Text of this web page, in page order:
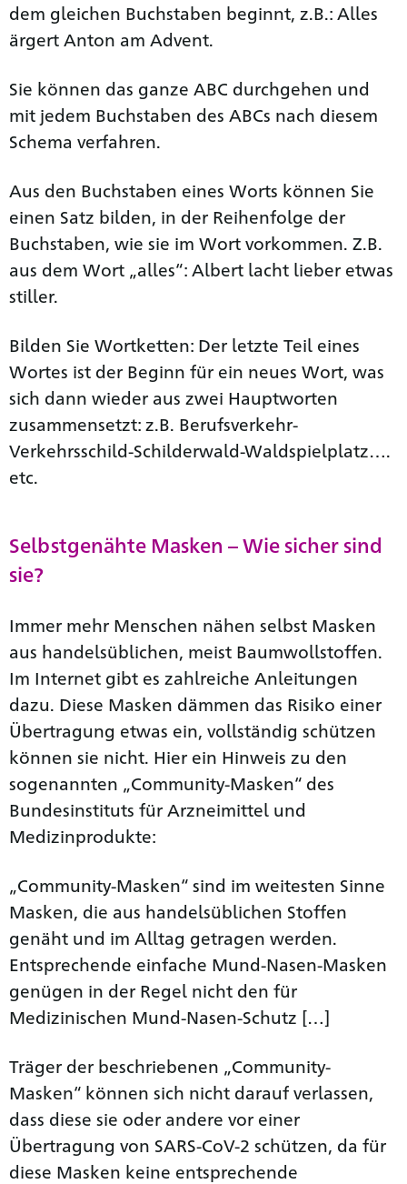
dem gleichen Buchstaben beginnt, z.B.: Alles
ärgert Anton am Advent.
Sie können das ganze ABC durchgehen und
mit jedem Buchstaben des ABCs nach diesem
Schema verfahren.
Aus den Buchstaben eines Worts können Sie
einen Satz bilden, in der Reihenfolge der
Buchstaben, wie sie im Wort vorkommen. Z.B.
aus dem Wort „alles“: Albert lacht lieber etwas
stiller.
Bilden Sie Wortketten: Der letzte Teil eines
Wortes ist der Beginn für ein neues Wort, was
sich dann wieder aus zwei Hauptworten
zusammensetzt: z.B. Berufsverkehr-
Verkehrsschild-Schilderwald-Waldspielplatz….
etc.
Selbstgenähte Masken – Wie sicher sind
sie?
Immer mehr Menschen nähen selbst Masken
aus handelsüblichen, meist Baumwollstoffen.
Im Internet gibt es zahlreiche Anleitungen
dazu. Diese Masken dämmen das Risiko einer
Übertragung etwas ein, vollständig schützen
können sie nicht. Hier ein Hinweis zu den
sogenannten „Community-Masken“ des
Bundesinstituts für Arzneimittel und
Medizinprodukte:
„Community-Masken“ sind im weitesten Sinne
Masken, die aus handelsüblichen Stoffen
genäht und im Alltag getragen werden.
Entsprechende einfache Mund-Nasen-Masken
genügen in der Regel nicht den für
Medizinischen Mund-Nasen-Schutz […]
Träger der beschriebenen „Community-
Masken“ können sich nicht darauf verlassen,
dass diese sie oder andere vor einer
Übertragung von SARS-CoV-2 schützen, da für
diese Masken keine entsprechende